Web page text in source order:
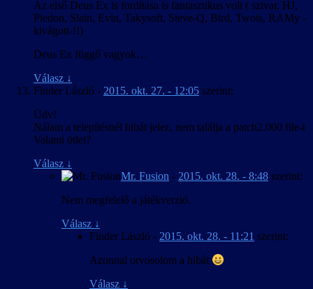
Az első Deus Ex is fordítása is fantasztikus volt ( szivar, HJ,
Piedon, Slain, Evin, Takysoft, Steve-Q, Bird, Twois, RAMy -
kivágott-!!)
Deus Ex függő vagyok…
Válasz ↓
Finder László - 2015. okt. 27. - 12:05 szerint:
Üdv!
Nálam a telepítésnél hibát jelez, nem találja a patch2.000 file-t
Valami ötlet?
Válasz ↓
Mr. Fusion - 2015. okt. 28. - 8:48 szerint:
Nem megfelelő a játékverzió.
Válasz ↓
Finder László - 2015. okt. 28. - 11:21 szerint:
Azonnal orvosolom a hibát
Válasz ↓